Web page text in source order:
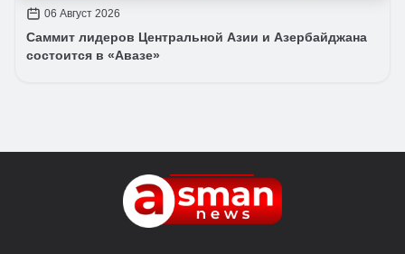
06 Август 2026
Саммит лидеров Центральной Азии и Азербайджана
состоится в «Авазе»